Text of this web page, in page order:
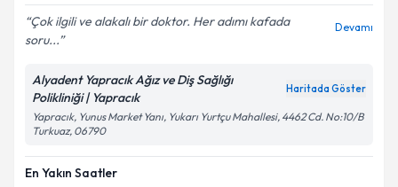
Çok ilgili ve alakalı bir doktor. Her adımı kafada
soru...
Devamı
Alyadent Yapracık Ağız ve Diş Sağlığı
Polikliniği | Yapracık
Haritada Göster
Yapracık, Yunus Market Yanı, Yukarı Yurtçu Mahallesi, 4462 Cd. No:10/B
Turkuaz, 06790
En Yakın Saatler